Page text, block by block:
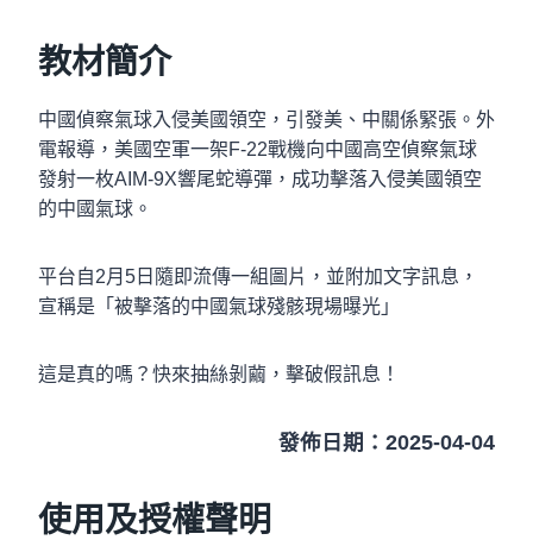
教材簡介
中國偵察氣球入侵美國領空，引發美、中關係緊張。外
電報導，美國空軍一架F-22戰機向中國高空偵察氣球
發射一枚AIM-9X響尾蛇導彈，成功擊落入侵美國領空
的中國氣球。
平台自2月5日隨即流傳一組圖片，並附加文字訊息，
宣稱是「被擊落的中國氣球殘骸現場曝光」
這是真的嗎？快來抽絲剝繭，擊破假訊息！
發佈日期：2025-04-04
使用及授權聲明